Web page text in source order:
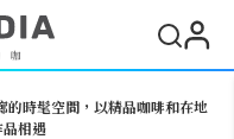
時髦空間，以精品咖啡和在地
相遇